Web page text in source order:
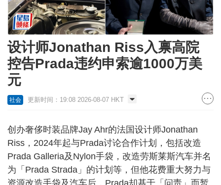
设计师Jonathan Riss入禀高院
控告Prada违约申索逾1000万美
元
社会 更新时间：19:08 2026-08-07 HKT
创办奢侈时装品牌Jay Ahr的法国设计师Jonathan
Riss，2024年起与Prada讨论合作计划，包括改造
Prada Galleria及Nylon手袋，改造劳斯莱斯汽车并名
为「Prada Strada」的计划等，但他花费重大努力与